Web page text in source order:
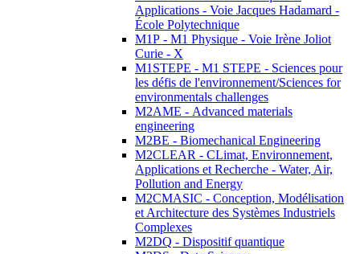
Applications - Voie Jacques Hadamard -
École Polytechnique
M1P - M1 Physique - Voie Irène Joliot
Curie - X
M1STEPE - M1 STEPE - Sciences pour
les défis de l'environnement/Sciences for
environmentals challenges
M2AME - Advanced materials
engineering
M2BE - Biomechanical Engineering
M2CLEAR - CLimat, Environnement,
Applications et Recherche - Water, Air,
Pollution and Energy
M2CMASIC - Conception, Modélisation
et Architecture des Systèmes Industriels
Complexes
M2DQ - Dispositif quantique